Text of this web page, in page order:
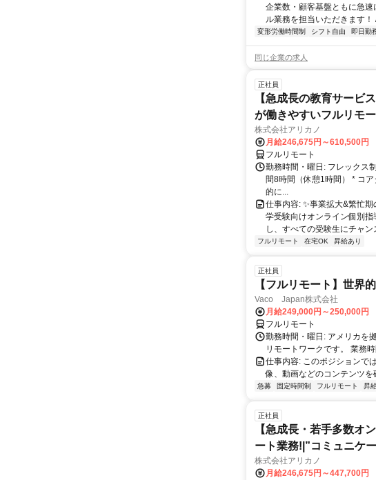
企業数・顧客基盤ともに急
ル業務を担当いただきます！
変形労働時間制 シフト自由 即日勤
同じ企業の求人
正社員
【急成長の教育サービ
が働きやすいフルリモ
株式会社アリカノ
月給246,675円～610,500円
フルリモート
勤務時間・曜日: フレックス
間8時間（休憩1時間） * コ
的に...
仕事内容: ✨️事業拡大&繁忙
学受験向けオンライン個別
し、すべての受験生にチャン
フルリモート 在宅OK 昇給あり
正社員
【フルリモート】世界
Vaco Japan株式会社
月給249,000円～250,000円
フルリモート
勤務時間・曜日: アメリカを
リモートワークです。 業務
仕事内容: このポジションで
像、動画などのコンテンツ
急募 固定時間制 フルリモート 昇
正社員
【急成長・若手多数オ
ート業務!|”コミュニケ
株式会社アリカノ
月給246,675円～447,700円